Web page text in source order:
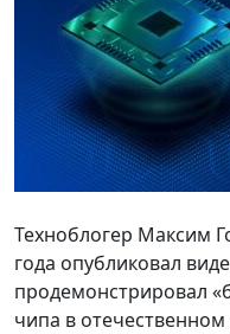
Техноблогер Максим
года опубликовал
продемонстрировал
чипа в